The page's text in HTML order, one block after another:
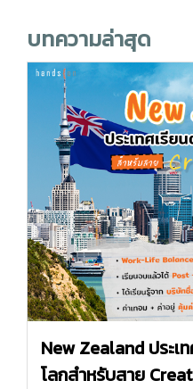
บทความล่าสุด
New Zealand ประ
โลกสำหรับสาย